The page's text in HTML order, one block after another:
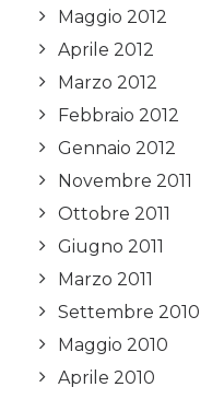
Maggio 2012
Aprile 2012
Marzo 2012
Febbraio 2012
Gennaio 2012
Novembre 2011
Ottobre 2011
Giugno 2011
Marzo 2011
Settembre 2010
Maggio 2010
Aprile 2010